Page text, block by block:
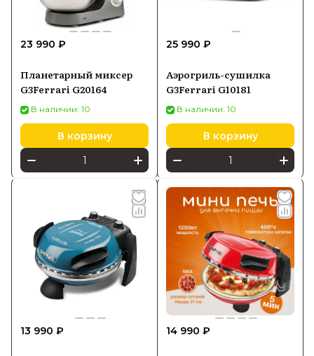
23 990 ₽
Планетарный миксер
G3Ferrari G20164
В наличии: 10
В корзину
25 990 ₽
Аэрогриль-сушилка
G3Ferrari G10181
В наличии: 10
В корзину
13 990 ₽ 14 990 ₽